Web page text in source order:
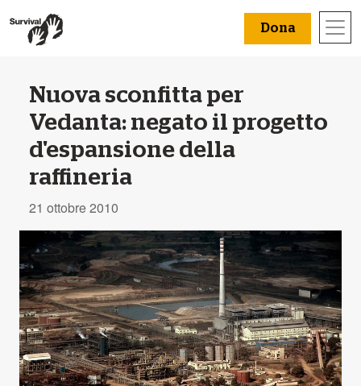
Dona
Nuova sconfitta per
Vedanta: negato il progetto
d'espansione della
raffineria
21 ottobre 2010